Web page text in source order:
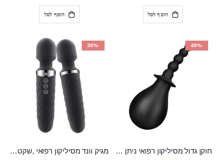
הוסף לסל הוסף לסל
-48%
חוקן גדול מסיליקון רפואי ניתן לשימוש גם כפלאג וגם כחרוזים אנאלים
-38%
מגיק וונד מסיליקון רפואי ,שקט במיוחד, נטען בעל 10 מהירויות שונות "Erna"